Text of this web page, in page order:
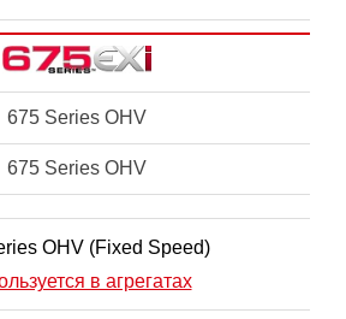
675 Series OHV
675 Series OHV
OHV (Fixed Speed)
в агрегатах